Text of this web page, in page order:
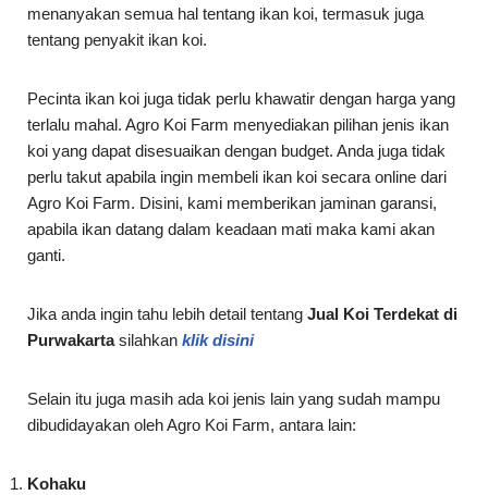
menanyakan semua hal tentang ikan koi, termasuk juga
tentang penyakit ikan koi.
Pecinta ikan koi juga tidak perlu khawatir dengan harga yang
terlalu mahal. Agro Koi Farm menyediakan pilihan jenis ikan
koi yang dapat disesuaikan dengan budget. Anda juga tidak
perlu takut apabila ingin membeli ikan koi secara online dari
Agro Koi Farm. Disini, kami memberikan jaminan garansi,
apabila ikan datang dalam keadaan mati maka kami akan
ganti.
Jika anda ingin tahu lebih detail tentang Jual Koi Terdekat di
Purwakartasilahkan klik disini
Selain itu juga masih ada koi jenis lain yang sudah mampu
dibudidayakan oleh Agro Koi Farm, antara lain:
Kohaku